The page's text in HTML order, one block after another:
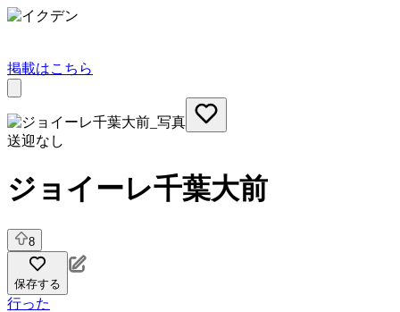
掲載はこちら
送迎なし
ジョイーレ千葉大前
8
保存する
行った